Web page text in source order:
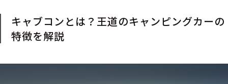
キャブコンとは？王道のキャンピングカーの
特徴を解説